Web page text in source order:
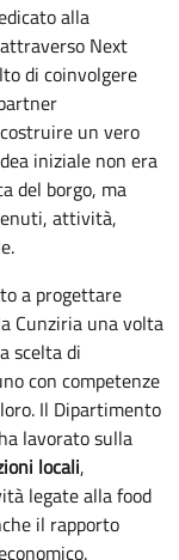
alla
Next
di coinvolgere
un vero
iniziale non era
del borgo, ma
attività,
a progettare
Cunziria una volta
scelta di
con competenze
Il Dipartimento
lavorato sulla
locali,
legate alla food
il rapporto